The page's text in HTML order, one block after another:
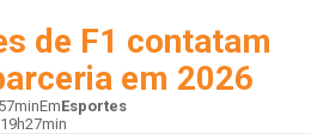
de F1 contatam
em 2026
EmEsportes